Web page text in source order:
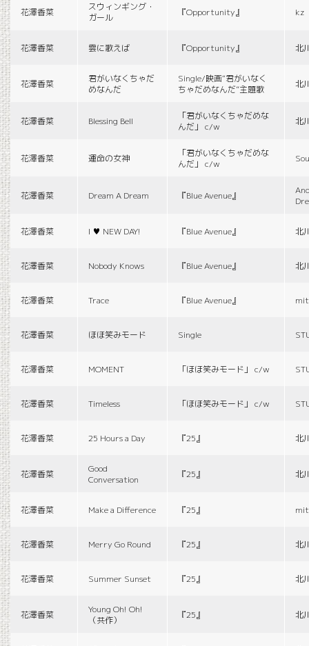
花澤香菜
スウィンギング・
ガール
『Opportunity』 kz
花澤香菜 雲に歌えば 『Opportunity』 北
花澤香菜
君がいなくちゃだ
めなんだ
Single/映画“君がいなく
ちゃだめなんだ”主題歌
北
花澤香菜 Blessing Bell
「君がいなくちゃだめな
んだ」 c/w
北
花澤香菜 運命の女神
「君がいなくちゃだめな
んだ」 c/w
花澤香菜 Dream A Dream 『Blue Avenue』
花澤香菜 I ♥ NEW DAY! 『Blue Avenue』 北
花澤香菜 Nobody Knows 『Blue Avenue』 北
花澤香菜 Trace 『Blue Avenue』
花澤香菜 ほほ笑みモード Single
花澤香菜 MOMENT 「ほほ笑みモード」 c/w
花澤香菜 Timeless 「ほほ笑みモード」 c/w
花澤香菜 25 Hours a Day 『25』 北
花澤香菜
Good
Conversation
『25』 北
花澤香菜 Make a Difference 『25』
花澤香菜 Merry Go Round 『25』 北
花澤香菜 Summer Sunset 『25』 北
花澤香菜
Young Oh! Oh!
（共作）
『25』 北